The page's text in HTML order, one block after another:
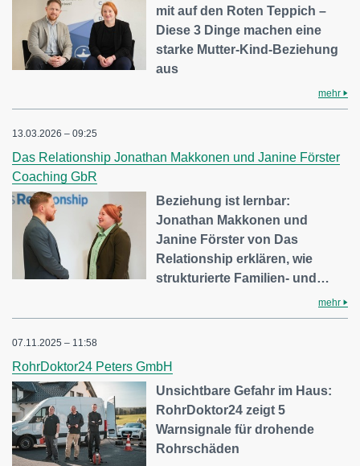
mit auf den Roten Teppich –
Diese 3 Dinge machen eine
starke Mutter-Kind-Beziehung
aus
mehr
13.03.2026 – 09:25
Das Relationship Jonathan Makkonen und Janine Förster
Coaching GbR
Beziehung ist lernbar:
Jonathan Makkonen und
Janine Förster von Das
Relationship erklären, wie
strukturierte Familien- und…
mehr
07.11.2025 – 11:58
RohrDoktor24 Peters GmbH
Unsichtbare Gefahr im Haus:
RohrDoktor24 zeigt 5
Warnsignale für drohende
Rohrschäden